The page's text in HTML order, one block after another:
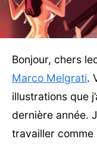
Bonjour, chers
Marco Melgrati.
illustrations que
dernière année.
travailler comme